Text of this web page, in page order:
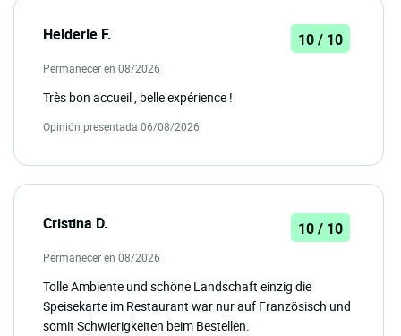
Helderle F. 10 / 10
Permanecer en 08/2026
Très bon accueil , belle expérience !
Opinión presentada 06/08/2026
Cristina D. 10 / 10
Permanecer en 08/2026
Tolle Ambiente und schöne Landschaft einzig die
Speisekarte im Restaurant war nur auf Französisch und
somit Schwierigkeiten beim Bestellen.